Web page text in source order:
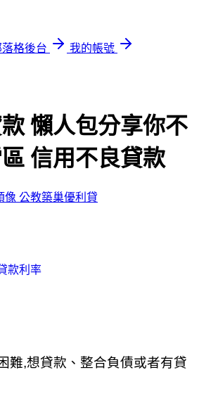
格後台
我的帳號
懶人包分享你不
信用不良貸款
公教築巢優利貸
款利率
難,想貸款、整合負債或者有貸